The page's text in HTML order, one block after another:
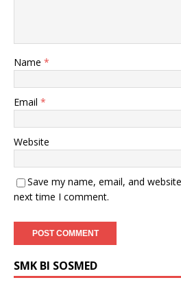
Name *
Email *
Website
Save my name, email, and
next time I comment.
SMK BI SOSMED